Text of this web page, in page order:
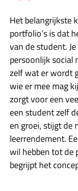
Het belangrijkste
portfolio’s is dat
van de student.
persoonlijk social
zelf wat er wordt
wie er mee mag
zorgt voor een
een student zelf
en groei, stijgt de
leerrendement.
wil hebben tot de
begrijpt het